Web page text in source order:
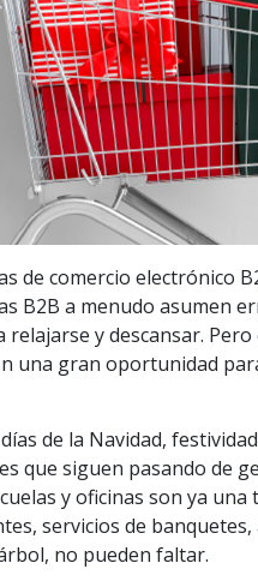
de comercio electrónico
B2B a menudo asumen
y descansar.
una gran oportunidad
de la Navidad,
que siguen pasando de
y oficinas son ya
servicios de
no pueden faltar.